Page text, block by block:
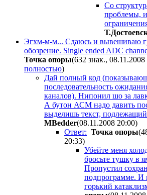
Со
проблемы, и
Эгхм-м-м... Сдаюсь и вывешиваю
обозрение. Single ended ADC
Точка опоры(632 знак., 08.11.2008
полностью)
Дай полный код
последовательность
каналов). Нипонил шо за
А бутон АСМ надо давить
выделишь текст,
MBedder(08.11.2008 20:00)
Ответ: Точка опоры
20:33)
Убейте меня
бросьте тушку в
Пропустил
подпрограмме. И
горький